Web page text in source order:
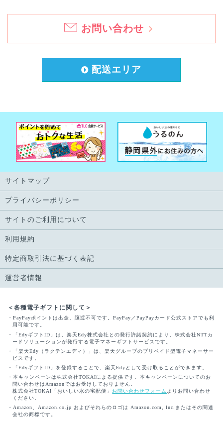
お問い合わせ
配送エリア
サイトマップ
プライバシーポリシー
サイトのご利用について
利用規約
特定商取引法に基づく表記
運営者情報
＜各種電子ギフトに関して＞
・PayPayポイントは出金、譲渡不可です。PayPay／PayPayカード公式ストアでも利
用可能です。
・「EdyギフトID」は、楽天Edy株式会社との発行許諾契約により、株式会社NTTカ
ードソリューションが発行する電子マネーギフトサービスです。
・「楽天Edy（ラクテンエディ）」は、楽天グループのプリペイド型電子マネーサー
ビスです。
・「EdyギフトID」を登録することで、楽天Edyとして受け取ることができます。
・本キャンペーンは株式会社TOKAIによる提供です。本キャンペーンについてのお
問い合わせはAmazonではお受けしておりません。
株式会社TOKAI「おいしい水の宅配便」お問い合わせフォーム よりお問い合わせ
ください。
・Amazon、Amazon.co.jp およびそれらのロゴは Amazon.com, Inc.またはその関連
会社の商標です。